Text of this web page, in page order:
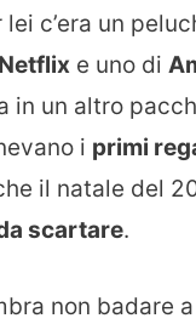
lei c’era un
Netflix e uno di
in un altro
i primi
il natale del
scartare.
non badare a